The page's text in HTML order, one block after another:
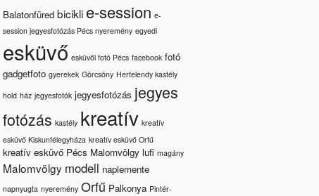
Balatonfüred bicikli e-session e-
session jegyesfotózás Pécs nyeremény egyedi
esküvő esküvői fotó Pécs facebook fotó
gadgetfoto gyerekek Görcsöny Hertelendy kastély
hold ház jegyesfotók jegyesfotózás jegyes
fotózás kastély kreatív kreatív
esküvő Kiskunfélegyháza kreatív esküvő Orfű
kreatív esküvő Pécs Malomvölgy lufi magány
Malomvölgy modell naplemente
napnyugta nyeremény Orfű Palkonya Pintér-